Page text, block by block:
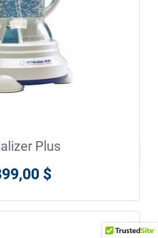
savoir plus
Plus
$